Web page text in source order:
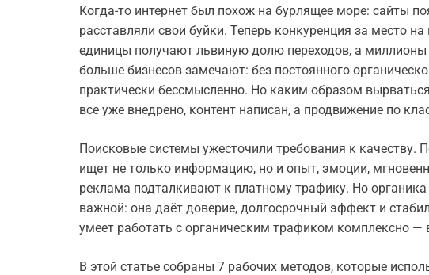
Когда-то интернет был похож на бурлящее море: сайты
расставляли свои буйки. Теперь конкуренция за место
единицы получают львиную долю переходов, а
больше бизнесов замечают: без постоянного
практически бессмысленно. Но каким образом
все уже внедрено, контент написан, а продвижение по
Поисковые системы ужесточили требования к качеству.
ищет не только информацию, но и опыт, эмоции,
реклама подталкивают к платному трафику. Но органика
важной: она даёт доверие, долгосрочный эффект и
умеет работать с органическим трафиком комплексно —
В этой статье собраны 7 рабочих методов, которые